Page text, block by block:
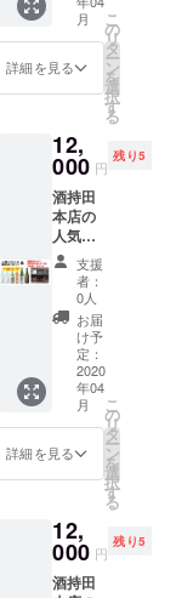
■ヤマサ
ン正宗
醸 斗
瓶囲
米：山
田錦
（島根
県産）
日本酒
度：5.0
精米歩
合：
45％ 容
量：
720ml
アル
コール
度数：
18度
米大吟
醸 原酒
1.8L【
山田
方は商
品ブラ
ページ
にお名
前を掲
載 ・お
礼の
メッ
セージ
※おちょ
この画
像はイ
メージ
です。
ターン
には含
■ヤマサ
ン正宗
｜純米
大吟
本酒の
おいし
さを伝
えてく
ながら
伝道師
のよ
う。送
料込み
です。
＜リ
ターン
詳細＞
・「う
さぎ
雲」
720ml 4
本（化
粧箱
入）火
入れ ・
ンド
ページ
前を掲
さぎ雲
２本を
セット
で飲み
比べ。
錦、山
田錦、
五百万
石と酒
米の品
種もさ
まざま
なライ
ンナッ
プで、
飲み比
べるの
にオス
スメで
す。
1160円
オフで
す。 ＜
リター
ン詳細
＞ ・
月
詳細を見る
こ
の
リ
タ
ー
ン
を
選
択
す
る
12,
000 円
残り5
酒持田
本店の
人気ベ
スト４
とうさ
ぎ雲２
本をお
届けす
るほ
か、こ
ちらの
リター
ンを選
択され
た方に
は、
5月
10（日
）
10:00か
支援
者：
0人
お届
け予
定：
2020
年04
月
詳細を見る
こ
の
リ
タ
ー
ン
を
選
択
す
る
12,
000 円
残り5
酒持田